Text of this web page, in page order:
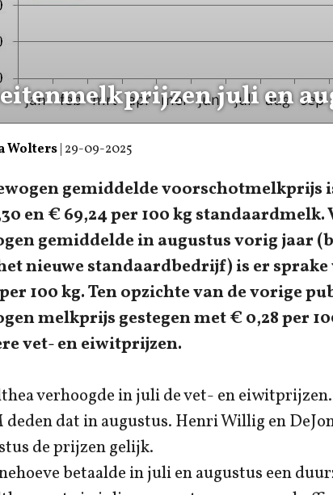
juli en
Wolters| 29-09-2025
gemiddelde voorschotmelkprijs
en € 69,24 per 100 kg standaardmelk.
gemiddelde in augustus vorig jaar
nieuwe standaardbedrijf) is er
100 kg. Ten opzichte van de vorige
melkprijs gestegen met € 0,28 per
vet- en eiwitprijzen.
verhoogde in juli de vet- en
deden dat in augustus. Henri Willig en
de prijzen gelijk.
betaalde in juli en augustus een